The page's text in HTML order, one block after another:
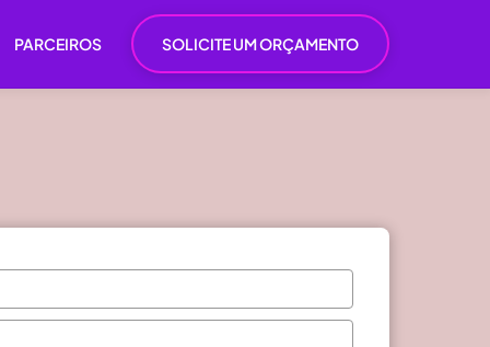
PARCEIROS SOLICITE UM ORÇAMENTO